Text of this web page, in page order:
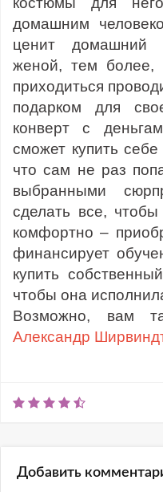
домашним
ценит домашний
женой, тем более,
приходиться
подарком для
конверт с
сможет купить
что сам не раз
выбранными
сделать все,
комфортно –
финансирует
купить
чтобы она
Возможно, вам
Александр
Добавить